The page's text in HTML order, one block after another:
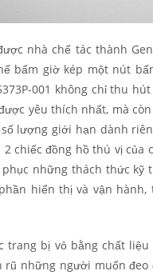
nhà chế tác thành
bấm giờ kép một nút
001 không chỉ thu
yêu thích nhất, mà
lượng giới hạn dành
chiếc đồng hồ thú vị của
những thách thức kỹ
hiển thị và vận
trang bị vỏ bằng chất
những người muốn